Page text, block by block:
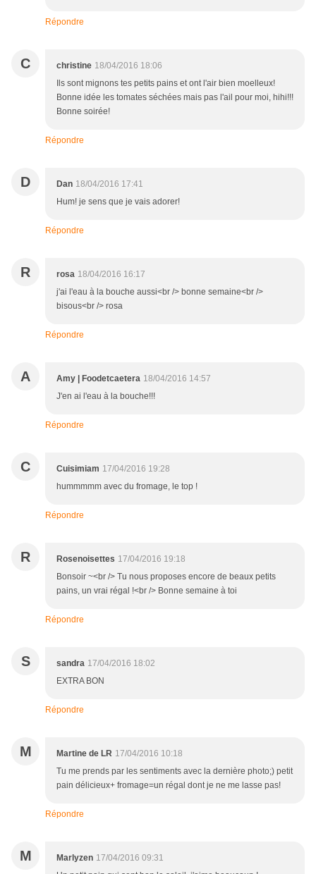
Répondre
C christine 18/04/2016 18:06
Ils sont mignons tes petits pains et ont l'air bien moelleux!
Bonne idée les tomates séchées mais pas l'ail pour moi, hihi!!!
Bonne soirée!
Répondre
D Dan 18/04/2016 17:41
Hum! je sens que je vais adorer!
Répondre
R rosa 18/04/2016 16:17
j'ai l'eau à la bouche aussi<br /> bonne semaine<br />
bisous<br /> rosa
Répondre
A Amy | Foodetcaetera 18/04/2016 14:57
J'en ai l'eau à la bouche!!!
Répondre
C Cuisimiam 17/04/2016 19:28
hummmmm avec du fromage, le top !
Répondre
R Rosenoisettes 17/04/2016 19:18
Bonsoir ~<br /> Tu nous proposes encore de beaux petits
pains, un vrai régal !<br /> Bonne semaine à toi
Répondre
S sandra 17/04/2016 18:02
EXTRA BON
Répondre
M Martine de LR 17/04/2016 10:18
Tu me prends par les sentiments avec la dernière photo;) petit
pain délicieux+ fromage=un régal dont je ne me lasse pas!
Répondre
M Marlyzen 17/04/2016 09:31